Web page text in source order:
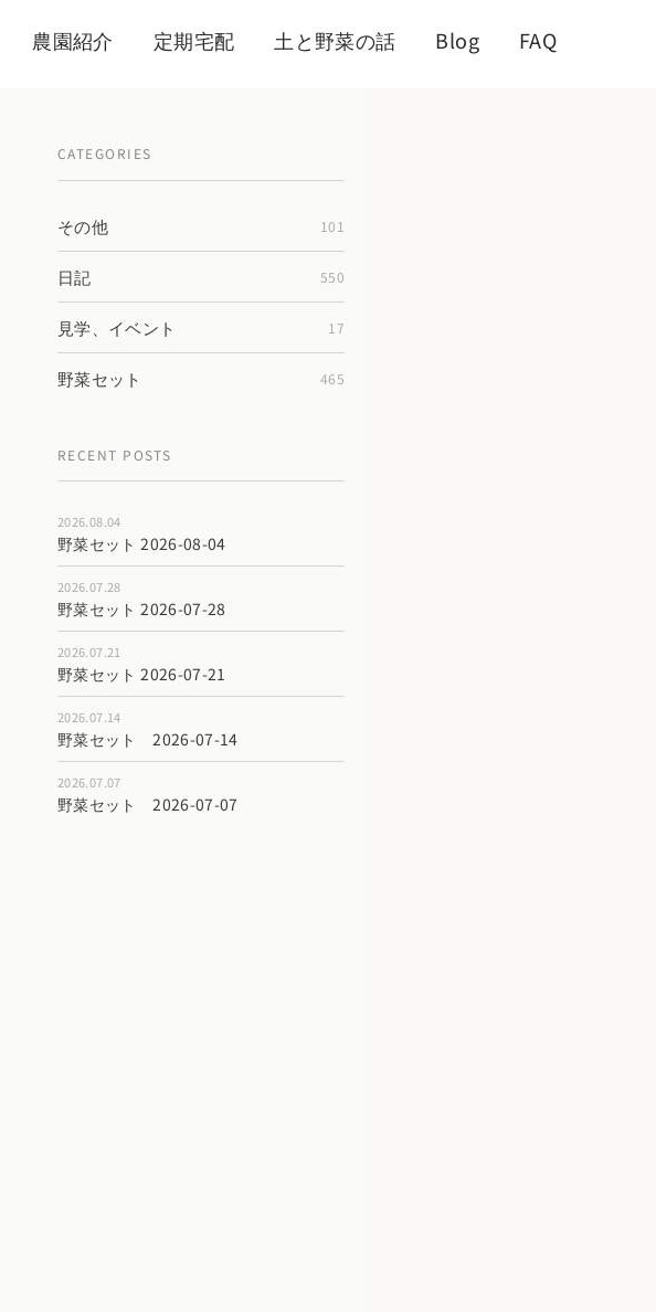
農園紹介 定期宅配 土と野菜の話 Blog FAQ
CATEGORIES
その他 101
日記 550
見学、イベント 17
野菜セット 465
RECENT POSTS
2026.08.04
野菜セット 2026-08-04
2026.07.28
野菜セット 2026-07-28
2026.07.21
野菜セット 2026-07-21
2026.07.14
野菜セット 2026-07-14
2026.07.07
野菜セット 2026-07-07